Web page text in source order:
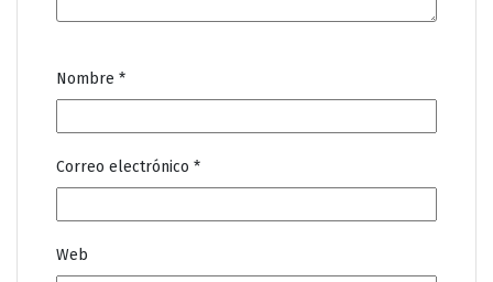
Nombre *
Correo electrónico *
Web